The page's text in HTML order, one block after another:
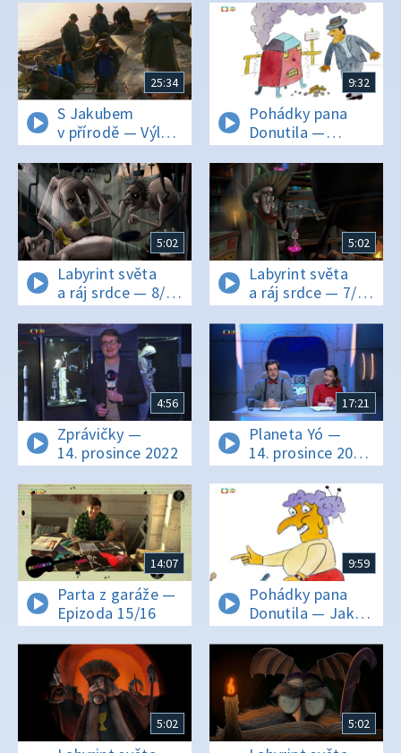
25:34
S Jakubem
v přírodě — Výlov
rybníka
9:32
Pohádky pana
Donutila —
Strašidelná
kamna
5:02
Labyrint světa
a ráj srdce — 8/24
U lékařů
a právníků
5:02
Labyrint světa
a ráj srdce — 7/24
Za tajemstvím
k alchymistům
4:56
Zprávičky —
14. prosince 2022
17:21
Planeta Yó —
14. prosince 2022
16:05
14:07
Parta z garáže —
Epizoda 15/16
9:59
Pohádky pana
Donutila — Jak
se stal pasáček
hoteliérem
5:02 5:02